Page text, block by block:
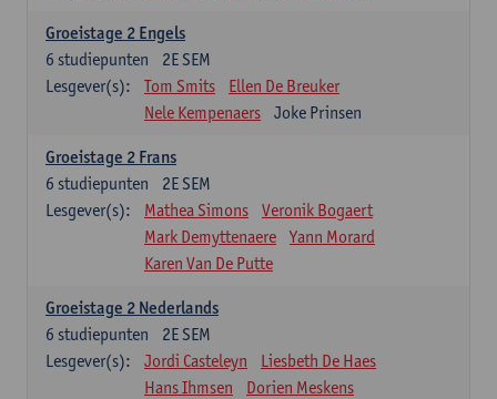
Groeistage 2 Engels
2E SEM
6 studiepunten
Lesgever(s):
Tom Smits
Ellen De Breuker
Nele Kempenaers
Joke Prinsen
Groeistage 2 Frans
2E SEM
6 studiepunten
Lesgever(s):
Mathea Simons
Veronik Bogaert
Mark Demyttenaere
Yann Morard
Karen Van De Putte
Groeistage 2 Nederlands
2E SEM
6 studiepunten
Lesgever(s):
Jordi Casteleyn
Liesbeth De Haes
Hans Ihmsen
Dorien Meskens